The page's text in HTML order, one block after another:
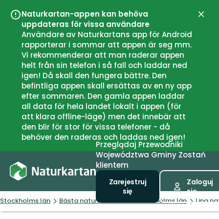
Naturkartan-appen kan behöva
uppdateras för vissa användare
Användare av Naturkartans app för Android
rapporterar i sommar att appen är seg mm.
Vi rekommenderar att man raderar appen
helt från sin telefon i så fall och laddar ned
igen! Då skall den fungera bättre. Den
befintliga appen skall ersättas av en ny app
efter sommaren. Den gamla appen laddar
all data för hela landet lokalt i appen (för
att klara offline-läge) men det innebär att
den blir för stor för vissa telefoner - då
behöver den raderas och laddas ned igen!
Przeglądaj Przewodniki
Województwa Gminy Zostań
klientem
Zarejestruj
się
Zaloguj
się
Stockholms län Bästa naturreservaten i Stockholms län Lina